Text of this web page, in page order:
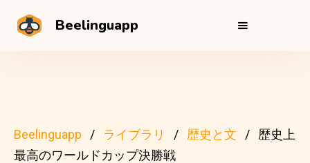
Beelinguapp
Beelinguapp ライブラリ 歴史と文
歴史上
最高のワールドカップ決勝戦